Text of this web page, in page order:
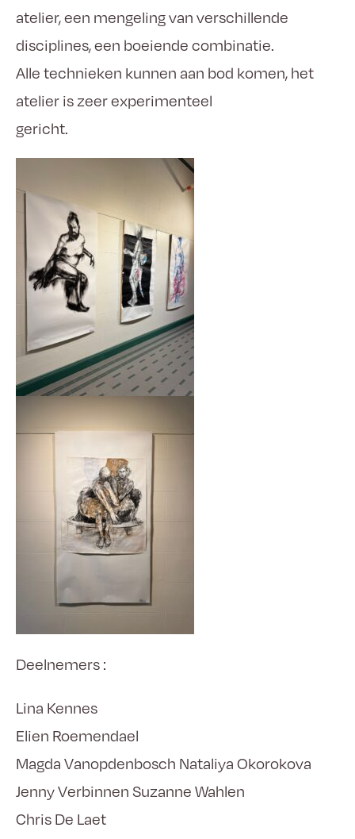
atelier, een mengeling van verschillende
disciplines, een boeiende combinatie.
Alle technieken kunnen aan bod komen, het
atelier is zeer experimenteel
gericht.
Deelnemers :
Lina Kennes
Elien Roemendael
Magda Vanopdenbosch Nataliya Okorokova
Jenny Verbinnen Suzanne Wahlen
Chris De Laet